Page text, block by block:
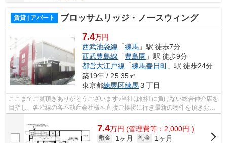
賃貸 | アパート ブロッサムリッジ・ノースウィング
7.4万円
西武池袋線 「練馬 」駅 徒歩7分
西武豊島線 「豊島園 」駅 徒歩9分
都営大江戸線 「練馬春日町 」駅 徒歩24分
築19年 / 25.35㎡
東京都練馬区練馬３丁目
ここまでご覧頂きありがとうございます♪当社は他社に負けない総合仲介店を
目指し、各沿線の各不動産会社様へ直接ご挨拶に行き最新の物件を頂きお客
7.4万円 (管理費等：2,000円 )
敷金 1ヶ月 礼金
1ヶ月